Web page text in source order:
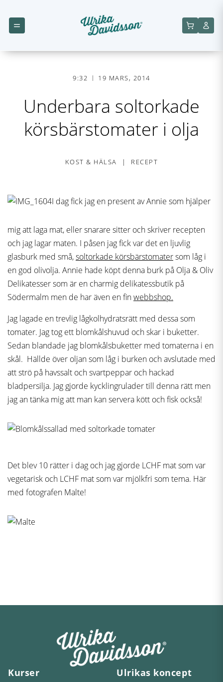
9:32 19 MARS, 2014
Underbara soltorkade
körsbärstomater i olja
KOST & HÄLSA RECEPT
I dag fick jag en present av Annie som hjälper
mig att laga mat, eller snarare sitter och skriver recepten
och jag lagar maten. I påsen jag fick var det en ljuvlig
glasburk med små,soltorkade körsbärstomatersom låg i
en god olivolja. Annie hade köpt denna burk på Olja & Oliv
Delikatesser som är en charmig delikatessbutik på
Södermalm men de har även en finwebbshop.
Jag lagade en trevlig lågkolhydratsrätt med dessa som
tomater. Jag tog ett blomkålshuvud och skar i buketter.
Sedan blandade jag blomkålsbuketter med tomaterna i en
skål. Hällde över oljan som låg i burken och avslutade med
att strö på havssalt och svartpeppar och hackad
bladpersilja. Jag gjorde kycklingrulader till denna rätt men
jag an tänka mig att man kan servera kött och fisk också!
Det blev 10 rätter i dag och jag gjorde LCHF mat som var
vegetarisk och LCHF mat som var mjölkfri som tema. Här
med fotografen Malte!
Kurser Ulrikas koncept